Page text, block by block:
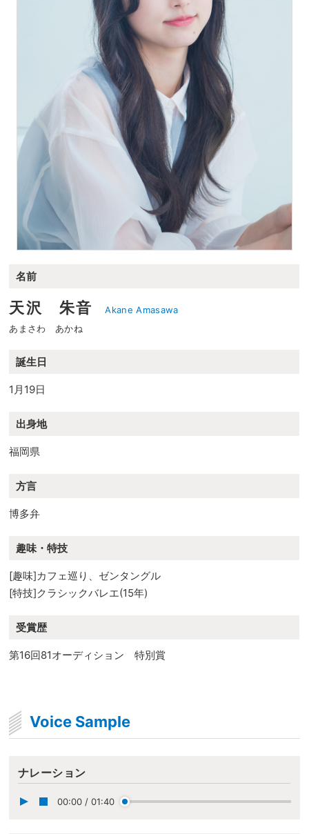
名前
天沢 朱音
Akane Amasawa
あまさわ あかね
誕生日
1月19日
出身地
福岡県
方言
博多弁
趣味・特技
[趣味]カフェ巡り、ゼンタングル
[特技]クラシックバレエ(15年)
受賞歴
第16回81オーディション 特別賞
Voice Sample
ナレーション
00:00 / 01:40